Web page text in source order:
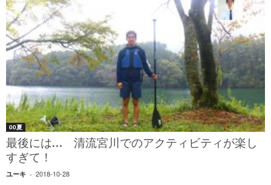
00夏
最後には… 清流宮川でのアクティビティが楽し
すぎて！
ユーキ - 2018-10-28